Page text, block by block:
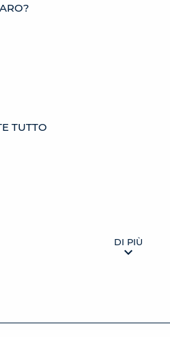
TUTTO
DI PIÙ